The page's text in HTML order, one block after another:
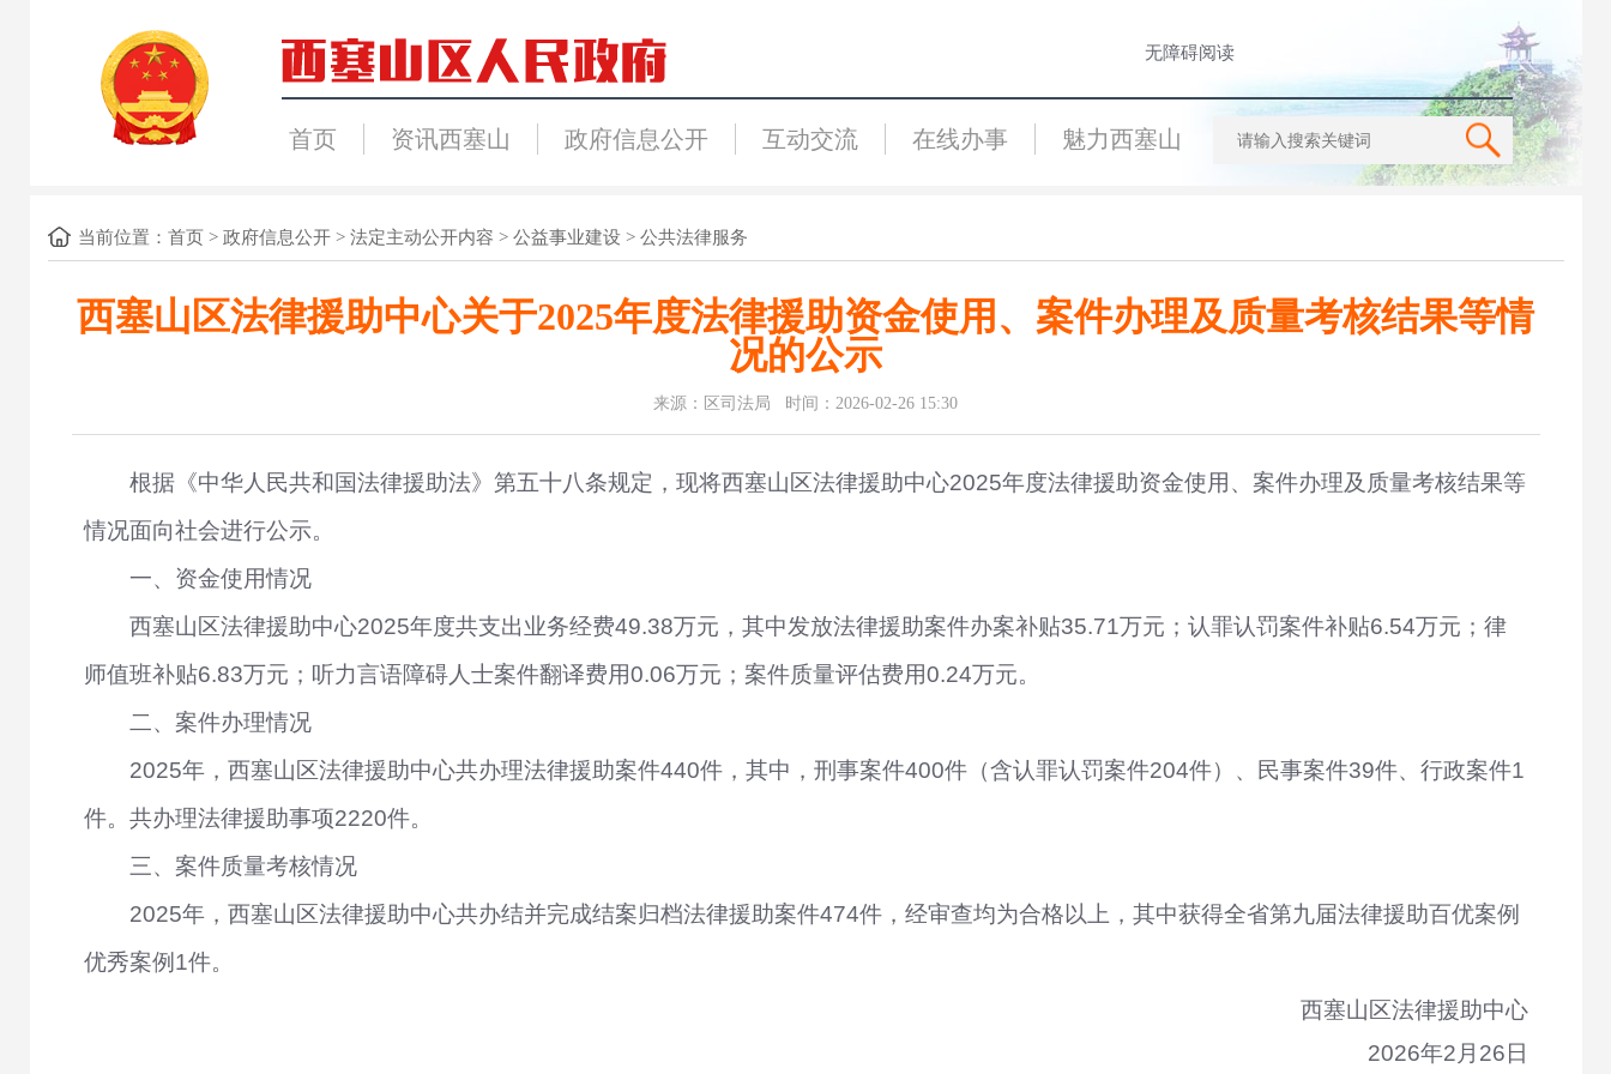
无障碍阅读
首页 资讯西塞山 政府信息公开 互动交流 在线办事 魅力西塞山
当前位置： 首页> 政府信息公开> 法定主动公开内容 > 公益事业建设 > 公共法律服务
西塞山区法律援助中心关于2025年度法律援助资金使用、案件办理及质量考核结果等情
况的公示
来源：区司法局 时间：2026-02-26 15:30
根据《中华人民共和国法律援助法》第五十八条规定，现将西塞山区法律援助中心2025年度法律援助资金使用、案件办理及质量考核结果等
情况面向社会进行公示。
一、资金使用情况
西塞山区法律援助中心2025年度共支出业务经费49.38万元，其中发放法律援助案件办案补贴35.71万元； 认罪认罚案件补贴6.54万元 ；律
师值班补贴6.83万元 ； 听力言语障碍人士案件翻译费用0.06万元； 案件质量评估费用0.24万元。
二、案件办理情况
2025年，西塞山区法律援助中心共办理法律援助案件440件，其中，刑事案件400件（含认罪认罚案件204件）、民事案件39件、行政案件1
件。共办理法律援助事项2220件。
三、 案件质量考核情况
2025年， 西塞山区法律援助中心共办结并完成结案归档法律援助案件474件，经审查均为合格以上，其中获得全省第九届法律援助百优案例
优秀案例 1件。
西塞山区法律援助中心
2026年2 月 26 日